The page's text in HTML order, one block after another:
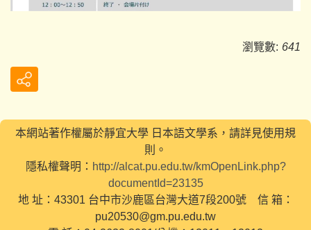
瀏覽數: 641
本網站著作權屬於靜宜大學 日本語文學系，請詳見使用規
則。
隱私權聲明： http://alcat.pu.edu.tw/kmOpenLink.php?
documentId=23135
地 址：43301 台中市沙鹿區台灣大道7段200號 信 箱：
pu20530@gm.pu.edu.tw